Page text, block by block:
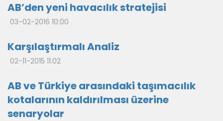
AB’den yeni havacılık stratejisi
03-02-2016 10:00
Karşılaştırmalı Analiz
02-11-2015 11:02
AB ve Türkiye arasındaki taşımacılık
kotalarının kaldırılması üzerine
senaryolar